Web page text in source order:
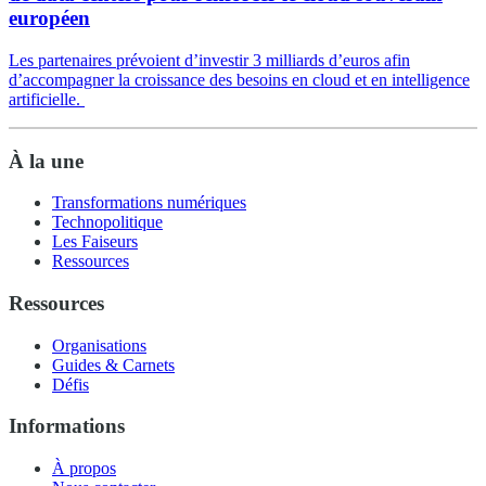
européen
Les partenaires prévoient d’investir 3 milliards d’euros afin
d’accompagner la croissance des besoins en cloud et en intelligence
artificielle.
À la une
Transformations numériques
Technopolitique
Les Faiseurs
Ressources
Ressources
Organisations
Guides & Carnets
Défis
Informations
À propos